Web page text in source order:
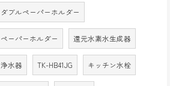
ダブルペーパーホルダー
ペーパーホルダー 還元水素水生成器
浄水器 TK-HB41JG キッチン水栓